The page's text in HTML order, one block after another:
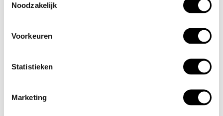
Noodzakelijk
Voorkeuren
Statistieken
Marketing